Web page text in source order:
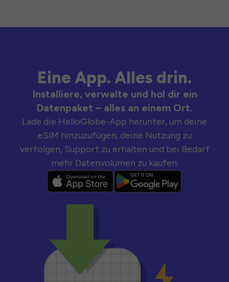
Eine App. Alles drin.
Installiere, verwalte und hol dir ein
Datenpaket – alles an einem Ort.
Lade die HelloGlobe-App herunter, um deine
eSIM hinzuzufügen, deine Nutzung zu
verfolgen, Support zu erhalten und bei Bedarf
mehr Datenvolumen zu kaufen.